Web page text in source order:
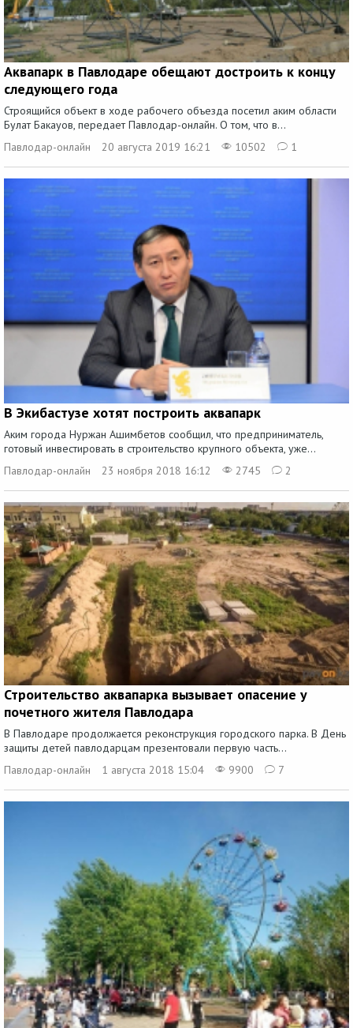
Аквапарк в Павлодаре обещают достроить к концу
следующего года
Строящийся объект в ходе рабочего объезда посетил аким области
Булат Бакауов, передает Павлодар-онлайн. О том, что в...
Павлодар-онлайн
20 августа 2019 16:21 10502 1
В Экибастузе хотят построить аквапарк
Аким города Нуржан Ашимбетов сообщил, что предприниматель,
готовый инвестировать в строительство крупного объекта, уже...
Павлодар-онлайн
23 ноября 2018 16:12 2745 2
Строительство аквапарка вызывает опасение у
почетного жителя Павлодара
В Павлодаре продолжается реконструкция городского парка. В День
защиты детей павлодарцам презентовали первую часть...
Павлодар-онлайн
1 августа 2018 15:04 9900 7